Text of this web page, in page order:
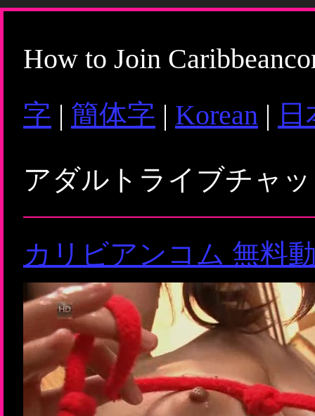
How to Join
字 | 簡体字 | Korean |
アダルトライブチャ
カリビアンコム 無料